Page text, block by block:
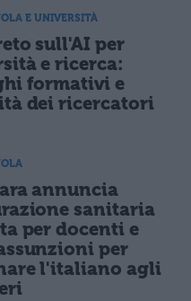
E UNIVERSITÀ
sull'AI per
e ricerca:
formativi e
dei ricercatori
annuncia
sanitaria
per docenti e
per
l'italiano agli